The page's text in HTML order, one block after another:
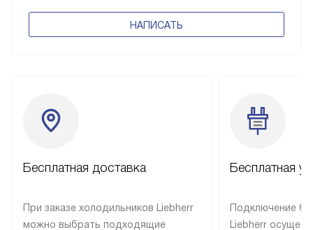
НАПИСАТЬ
Бесплатная доставка
При заказе холодильников Liebherr
можно выбрать подходящие
Бесплатная
Подключение
Liebherr